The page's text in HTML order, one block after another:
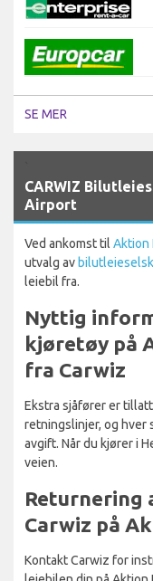
SE MER
CARWIZ
Airport
Ved ankomst til Aktion
utvalg av
leiebil fra.
Nyttig
kjøretøy på
fra Carwiz
Ekstra sjåfører er
retningslinjer, og hver
avgift. Når du kjører i
veien.
Returnering
Carwiz på
Kontakt Carwiz for